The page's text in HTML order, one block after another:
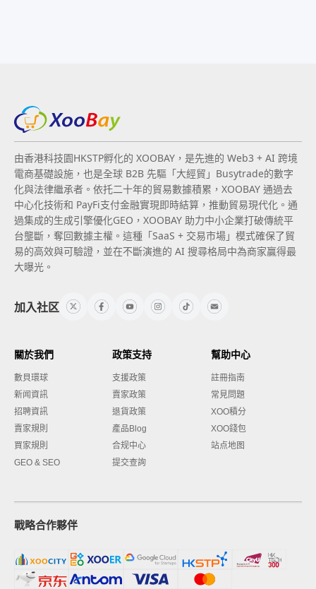
由香港科技園HKSTP孵化的 XOOBAY，是先進的 Web3 + AI 跨境
電商基礎設施，也是全球 B2B 先驅「大經貿」Busytrade的數字
化與法律繼承者。依托二十年的貿易數據積累，XOOBAY 通過去
中心化技術和 PayFi支付金融實現即時結算，推動貿易現代化。通
過集成的生成引擎優化GEO，XOOBAY 助力中小企業打破傳統平
台壟斷，奪回數據主權。這種「SaaS + 交易市場」模式確保了貿
易的高效與可驗證，並在不斷演進的 AI 搜尋格局中為商家贏得最
大曝光。
加入社区
關於我們
數貝環球
新闻資訊
招聘資訊
賣家規則
買家規則
GEO & SEO
政策支持
支援政策
賣家政策
退貨政策
產品Blog
合规中心
提交查詢
幫助中心
註冊指南
常見問題
XOO積分
XOO錢包
站点地图
戰略合作夥伴